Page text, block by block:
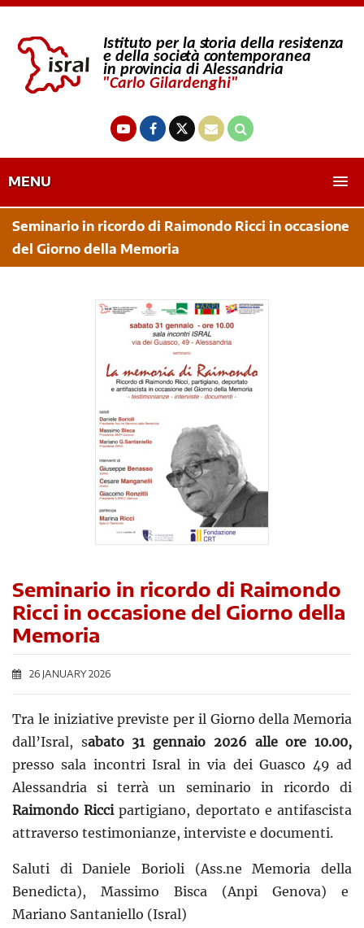
MENU
Seminario in ricordo di Raimondo Ricci in occasione
del Giorno della Memoria
Seminario in ricordo di Raimondo
Ricci in occasione del Giorno della
Memoria
26 JANUARY 2026
Tra le iniziative previste per il Giorno della Memoria
dall’Isral, sabato 31 gennaio 2026 alle ore 10.00,
presso sala incontri Isral in via dei Guasco 49 ad
Alessandria si terrà un seminario in ricordo di
Raimondo Riccipartigiano, deportato e antifascista
attraverso testimonianze, interviste e documenti.
Saluti di Daniele Borioli (Ass.ne Memoria della
Benedicta), Massimo Bisca (Anpi Genova) e
Mariano Santaniello (Isral)